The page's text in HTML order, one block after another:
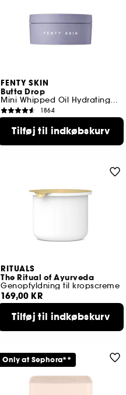
FENTY SKIN
Butta Drop
Mini Whipped Oil Hydrating Body Cream With Shea Butter
1864
2 størrelser tilgængelige
Tilføj til indkøbskurv
RITUALS
The Ritual of Ayurveda
Genopfyldning til kropscreme
169,00 KR
Tilføj til indkøbskurv
Only at Sephora**